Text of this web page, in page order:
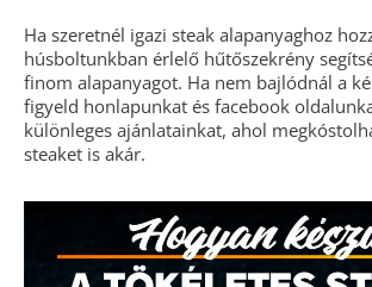
Ha szeretnél igazi steak alapanyaghoz
húsboltunkban érlelő hűtőszekrény
finom alapanyagot. Ha nem bajlódnál a
figyeld honlapunkat és facebook
különleges ajánlatainkat, ahol
steaket is akár.